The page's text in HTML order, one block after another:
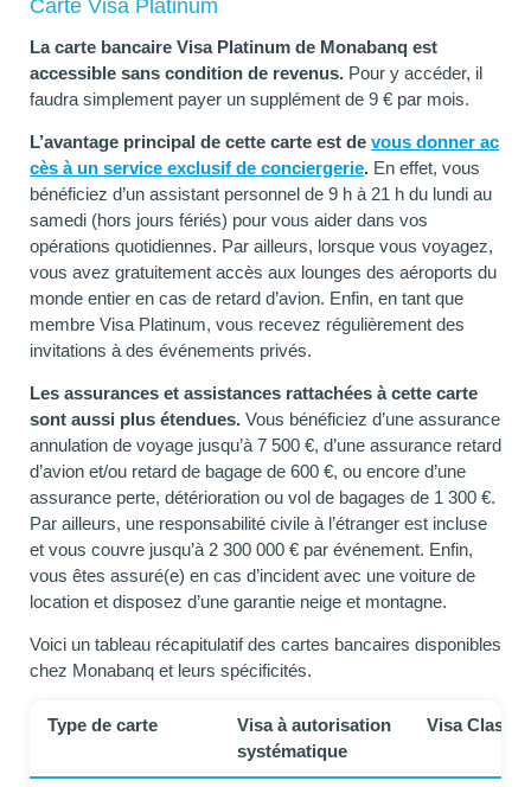
Carte Visa Platinum
La carte bancaire Visa Platinum de Monabanq est
accessible sans condition de revenus. Pour y accéder, il
faudra simplement payer un supplément de 9 € par mois.
L’avantage principal de cette carte est de vous donner ac
cès à un service exclusif de conciergerie. En effet, vous
bénéficiez d’un assistant personnel de 9 h à 21 h du lundi au
samedi (hors jours fériés) pour vous aider dans vos
opérations quotidiennes. Par ailleurs, lorsque vous voyagez,
vous avez gratuitement accès aux lounges des aéroports du
monde entier en cas de retard d’avion. Enfin, en tant que
membre Visa Platinum, vous recevez régulièrement des
invitations à des événements privés.
Les assurances et assistances rattachées à cette carte
sont aussi plus étendues. Vous bénéficiez d’une assurance
annulation de voyage jusqu’à 7 500 €, d’une assurance retard
d’avion et/ou retard de bagage de 600 €, ou encore d’une
assurance perte, détérioration ou vol de bagages de 1 300 €.
Par ailleurs, une responsabilité civile à l’étranger est incluse
et vous couvre jusqu’à 2 300 000 € par événement. Enfin,
vous êtes assuré(e) en cas d’incident avec une voiture de
location et disposez d’une garantie neige et montagne.
Voici un tableau récapitulatif des cartes bancaires disponibles
chez Monabanq et leurs spécificités.
Type de carte
Visa à autorisation
systématique
Visa Classic